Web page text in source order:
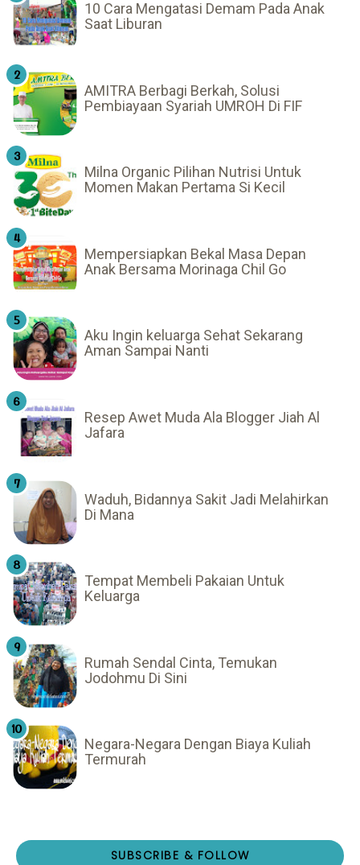
10 Cara Mengatasi Demam Pada Anak
Saat Liburan
AMITRA Berbagi Berkah, Solusi
Pembiayaan Syariah UMROH Di FIF
Milna Organic Pilihan Nutrisi Untuk
Momen Makan Pertama Si Kecil
Mempersiapkan Bekal Masa Depan
Anak Bersama Morinaga Chil Go
Aku Ingin keluarga Sehat Sekarang
Aman Sampai Nanti
Resep Awet Muda Ala Blogger Jiah Al
Jafara
Waduh, Bidannya Sakit Jadi Melahirkan
Di Mana
Tempat Membeli Pakaian Untuk
Keluarga
Rumah Sendal Cinta, Temukan
Jodohmu Di Sini
Negara-Negara Dengan Biaya Kuliah
Termurah
SUBSCRIBE & FOLLOW